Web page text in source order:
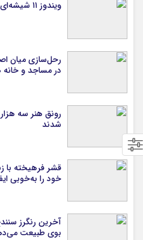
ویندوز ۱۱ شیشه‌ای می‌شود؟
رحل‌سازی میان
در مساجد و
رونق هنر سه هزار
شدند
قشر فرهیخته با
خود را به‌خوبی
آخرین رنگرز
بوی طبیعت